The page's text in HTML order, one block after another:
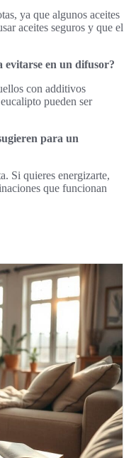
ya que algunos aceites
aceites seguros y que el
evitarse en un difusor?
con additivos
pueden ser
para un
Si quieres energizarte,
que funcionan